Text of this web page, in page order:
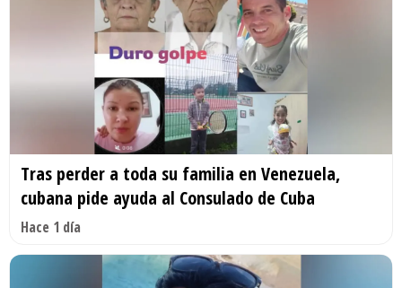
Tras perder a toda su familia en Venezuela,
cubana pide ayuda al Consulado de Cuba
Hace 1 día